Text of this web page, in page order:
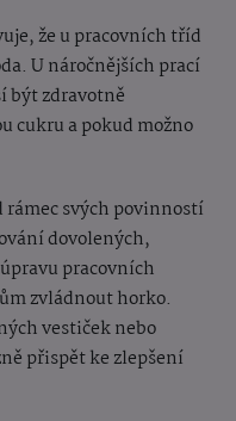
že u pracovních tříd
U náročnějších prací
být zdravotně
cukru a pokud možno
svých povinností
dovolených,
pracovních
zvládnout horko.
vestiček nebo
přispět ke zlepšení